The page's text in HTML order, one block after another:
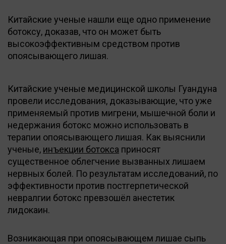
Китайские ученые нашли еще одно применение
ботоксу, доказав, что он может быть
высокоэффективным средством против
опоясывающего лишая.
Китайские ученые медицинской школы Гуандуна
провели исследования, доказывающие, что уже
применяемый против мигрени, мышечной боли и
недержания ботокс можно использовать в
терапии опоясывающего лишая. Как выяснили
ученые, инъекции ботокса приносят
существенное облегчение вызванных лишаем
нервных болей. По результатам исследований, по
эффективности против постгерпетической
невралгии ботокс превзошёл анестетик
лидокаин.
Возникающая при опоясывающем лишае сыпь